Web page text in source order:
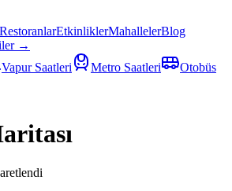
RestoranlarEtkinliklerMahallelerBlog
→
Vapur Saatleri Metro Saatleri
Otobüs